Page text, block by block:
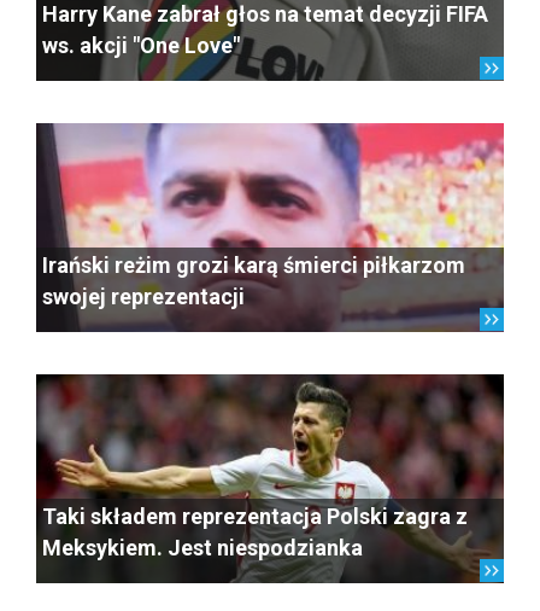
Harry Kane zabrał głos na temat decyzji FIFA
ws. akcji "One Love"
Irański reżim grozi karą śmierci piłkarzom
swojej reprezentacji
Taki składem reprezentacja Polski zagra z
Meksykiem. Jest niespodzianka